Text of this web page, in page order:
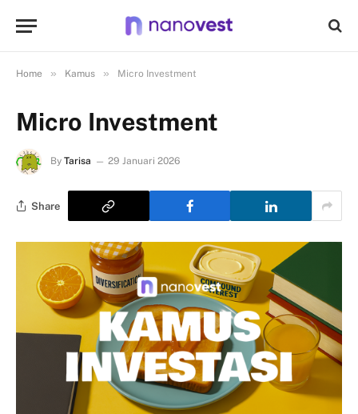
Home » Kamus » Micro Investment
Micro Investment
By Tarisa 29 Januari 2026
Share